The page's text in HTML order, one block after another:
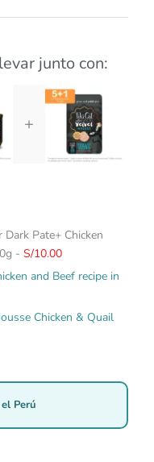
junto con:
+
Pate+ Chicken
- S/10.00
and Beef recipe in
Chicken & Quail
Perú